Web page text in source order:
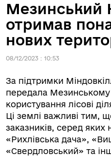
Мезинський
отримав
нових
08/12/2023 : 10:53
За підтримки
передала Мезинському
користування лісові
Ці землі важливі тим,
заказників, серед яких
«Рихлівська дача»,
«Свердловський» та